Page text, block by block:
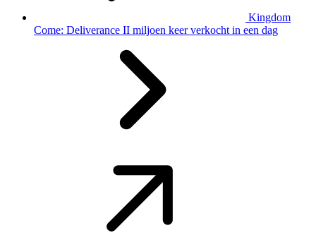
Kingdom
Come: Deliverance II miljoen keer verkocht in een dag